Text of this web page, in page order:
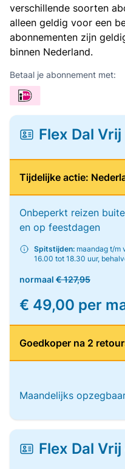
verschillende soorten
alleen geldig voor een
abonnementen zijn
binnen Nederland.
Betaal je abonnement met:
Flex Dal Vrij
Tijdelijke actie:
Onbeperkt reizen
en op feestdagen
Spitstijden: maandag t/m
16.00 tot 18.30 uur,
normaal € 127,95
€ 49,00 per
Goedkoper na 2
Maandelijks
Flex Dal